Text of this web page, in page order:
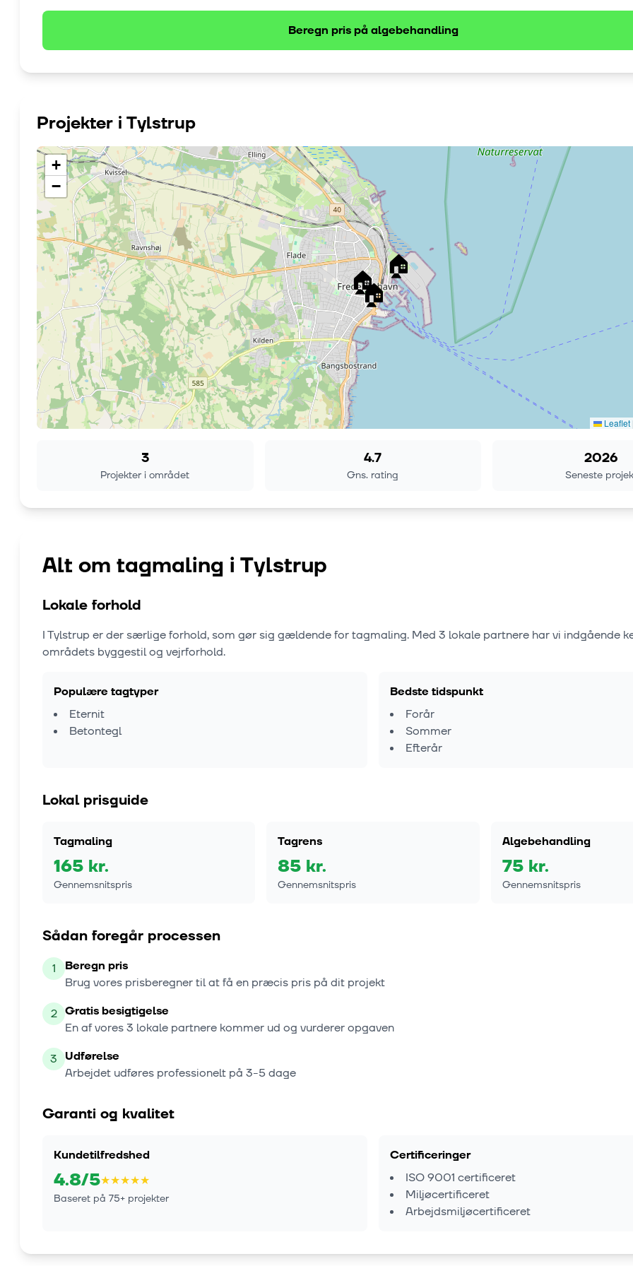
Beregn pris påalgebehandling
Projekter i Tylstrup
🏠
🏠 🏠
+
−
Leaflet
3
Projekter i området
4.7
Gns. rating
2026
Seneste
Alt om tagmaling i Tylstrup
Lokale forhold
ITylstrup er der særlige forhold, som gør sig gældende for tagmaling. Med 3 lokale partnere har vi indgående
områdets byggestil og vejrforhold.
Populære tagtyper
Eternit
Betontegl
Bedste tidspunkt
Forår
Sommer
Efterår
Lokal prisguide
Tagmaling
165 kr.
Gennemsnitspris
Tagrens
85 kr.
Gennemsnitspris
Algebehandling
75kr.
Gennemsnitspris
Sådan foregår processen
1
Beregn pris
Brug vores prisberegner til at få en præcis pris på dit projekt
2 Gratis besigtigelse
En af vores3 lokale partnere kommer ud og vurderer opgaven
3 Udførelse
Arbejdet udføres professionelt på 3-5 dage
Garanti og kvalitet
Kundetilfredshed
4.8/5★★★★★
Baseret på 75+ projekter
Certificeringer
ISO 9001 certificeret
Miljøcertificeret
Arbejdsmiljøcertificeret